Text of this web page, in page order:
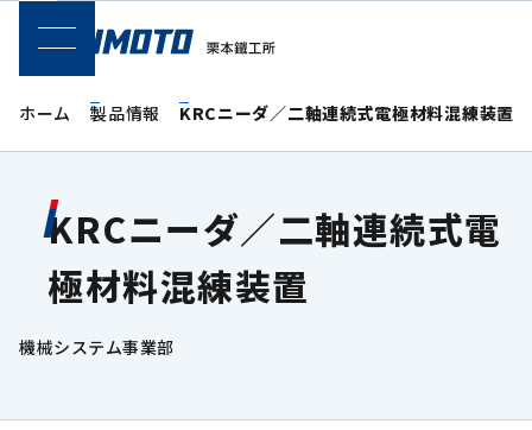
SPメニュー
ホーム 製品情報 KRCニーダ／二軸連続式電極材料混練装置
KRCニーダ／二軸連続式電
極材料混練装置
機械システム事業部